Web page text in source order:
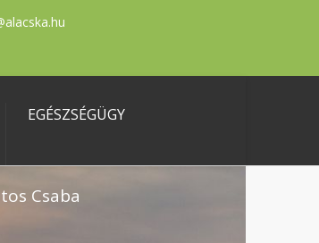
EGÉSZSÉGÜGY
Csaba